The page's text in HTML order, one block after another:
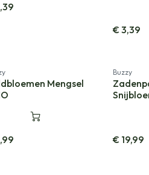
€3,39
Mengsel
Buzzy
€ 19,99